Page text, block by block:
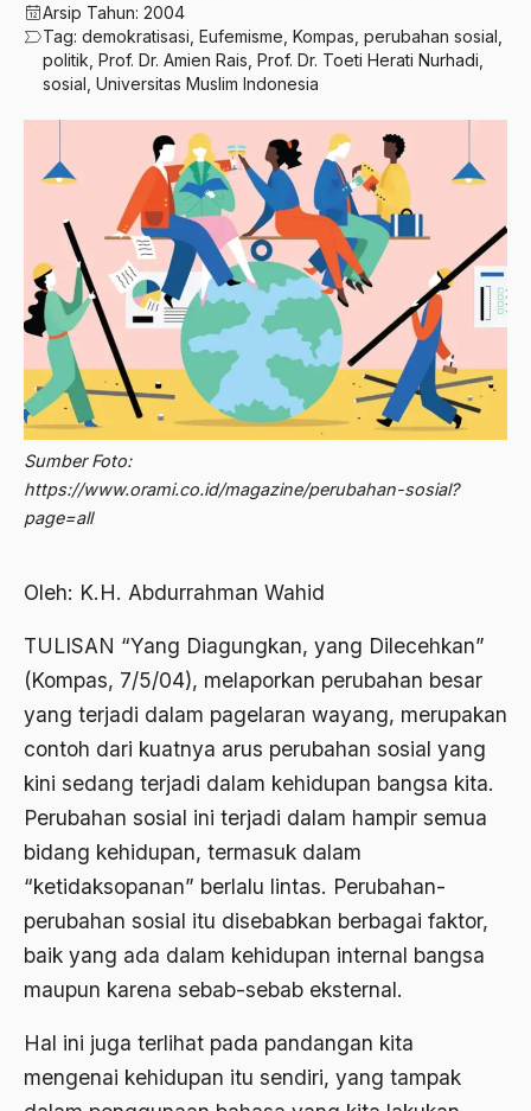
Arsip Tahun: 2004
Tag: demokratisasi Eufemisme Kompas perubahan sosial
politik Prof. Dr. Amien Rais Prof. Dr. Toeti Herati Nurhadi
sosial Universitas Muslim Indonesia
Sumber Foto:
https://www.orami.co.id/magazine/perubahan-sosial?
page=all
Oleh: K.H. Abdurrahman Wahid
TULISAN “Yang Diagungkan, yang Dilecehkan”
(Kompas, 7/5/04), melaporkan perubahan besar
yang terjadi dalam pagelaran wayang, merupakan
contoh dari kuatnya arus perubahan sosial yang
kini sedang terjadi dalam kehidupan bangsa kita.
Perubahan sosial ini terjadi dalam hampir semua
bidang kehidupan, termasuk dalam
“ketidaksopanan” berlalu lintas. Perubahan-
perubahan sosial itu disebabkan berbagai faktor,
baik yang ada dalam kehidupan internal bangsa
maupun karena sebab-sebab eksternal.
Hal ini juga terlihat pada pandangan kita
mengenai kehidupan itu sendiri, yang tampak
660 – Ilmu Seni, Desain dan Media
710 – Ilmu Pendidikan
2021
2020
2016
2015
2014
2013
2012
2011
2010
2008
2007
2006
2005
2004
2003
2002
2001
2000
1998
1997
A. Yani
A.A. Baramudi
A.A. Navis
A.H Nasution
Aal Usul Teroris
Abad 21
Abad Modern
Abd. Moqsith Ghazali
Abdi Masyarakat
abdul wahid hasyim
Abdullah Badawi
Abdurrahman Addakhil
abdurrahman wahid
Abolisi
Aboulhasan Bani Sadr
Abu AMrin Ibnu Alla'
Abu Bakar Ba’asyir
Abu Hanifah